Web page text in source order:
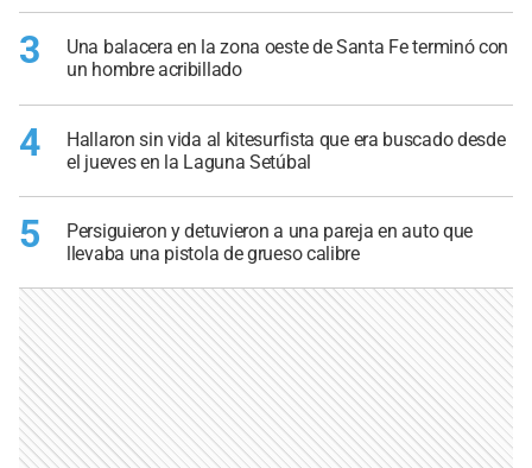
3
Una balacera en la zona oeste de Santa Fe terminó con
un hombre acribillado
4
Hallaron sin vida al kitesurfista que era buscado desde
el jueves en la Laguna Setúbal
5
Persiguieron y detuvieron a una pareja en auto que
llevaba una pistola de grueso calibre